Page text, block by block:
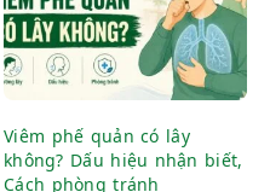
Viêm phế quản có lây
không? Dấu hiệu nhận biết,
Cách phòng tránh